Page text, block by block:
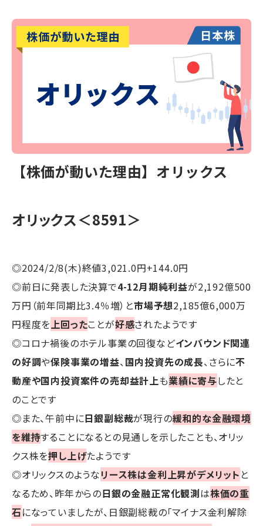
【株価が動いた理由】オリックス
オリックス＜8591＞
◎2024/2/8(木)終値3,021.0円+144.0円
◎前日に発表した決算で4-12月期純利益が2,192億500
万円（前年同期比3.4％増）と市場予想2,185億6,000万
円程度を 上回ったことが好感されたようです
◎コロナ禍後のホテル事業の回復などインバウンド関連
の好調や保険事業の増益、 国内投資先の成長、さらに不
動産や国内投資案件の売却益計上も業績に寄与したと
のことです
◎また、午前中に日銀副総裁が現行の緩和的な金融環境
を維持することになるとの見通しを示したことも、オリッ
クス株を押し上げたようです
◎オリックスのようなリース株は金利上昇がデメリット と
なるため、昨年からの日銀の金融正常化観測は株価の重
石になっていましたが、日銀副総裁の「マイナス金利解除